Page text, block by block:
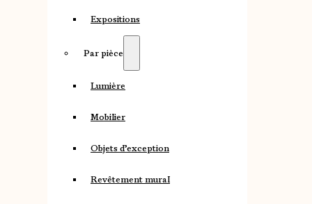
Expositions
Par pièce
Lumière
Mobilier
Objets d’exception
Revêtement mural